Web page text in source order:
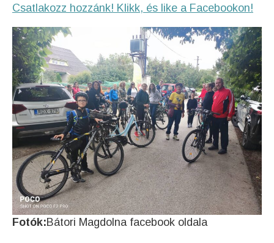
Csatlakozz hozzánk! Klikk, és like a Facebookon!
Fotók:Bátori Magdolna facebook oldala